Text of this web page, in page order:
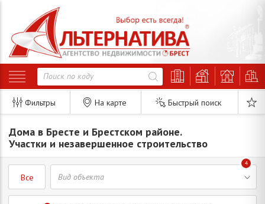
Фильтры На карте Быстрый поиск
Дома в Бресте и Брестском районе.
Участки и незавершенное строительство
Все
4